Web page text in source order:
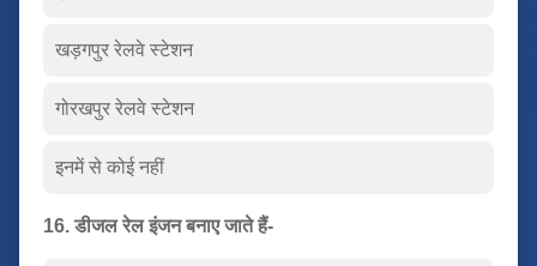
खड़गपुर रेलवे स्टेशन
गोरखपुर रेलवे स्टेशन
इनमें से कोई नहीं
16. डीजल रेल इंजन बनाए जाते हैं-